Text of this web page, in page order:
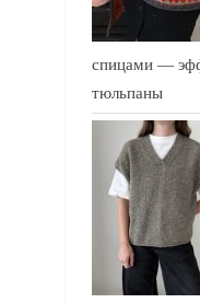
спицами —
тюльпаны